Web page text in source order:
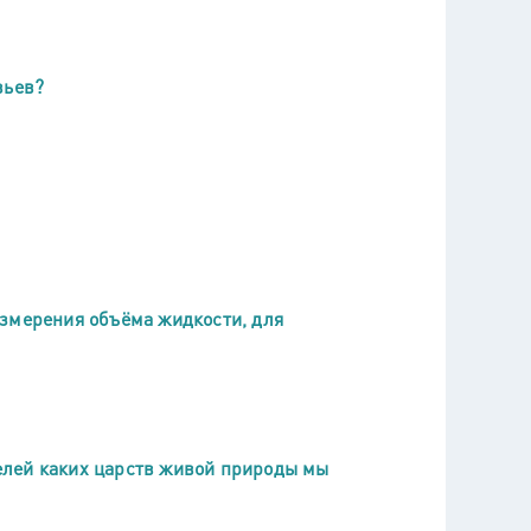
объёма жидкости, для
каких царств живой природы мы